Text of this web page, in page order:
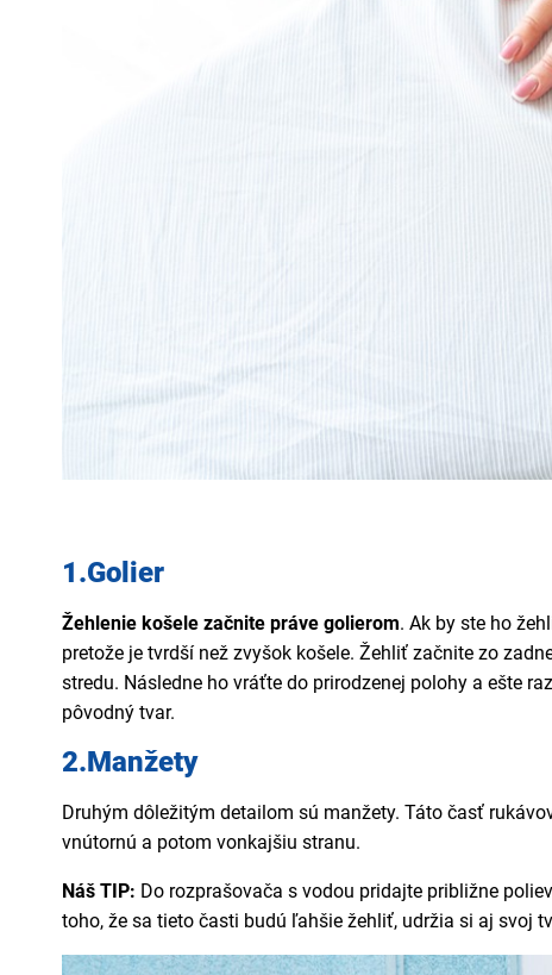
1.Golier
Žehlenie košele začnite práve golierom. Ak by ste ho
pretože je tvrdší než zvyšok košele. Žehliť začnite zo
stredu. Následne ho vráťte do prirodzenej polohy a ešte
pôvodný tvar.
2.Manžety
Druhým dôležitým detailom sú manžety. Táto časť
vnútornú a potom vonkajšiu stranu.
Náš TIP: Do rozprašovača s vodou pridajte približne
toho, že sa tieto časti budú ľahšie žehliť, udržia si aj svoj